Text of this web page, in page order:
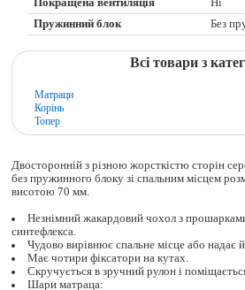
Покращена вентиляція
Ні
Пружинний блок
Без
Всі товари з
Матраци
Корінь
Топер
Двосторонній з різною жорсткістю сторін
без пружинного блоку зі спальним місцем
висотою 70 мм.
Незнімний жакардовий чохол з
синтефлекса.
Чудово вирівнює спальне місце або надає
Має чотири фіксатори на кутах.
Скручується в зручний рулон і
Шари матраца: